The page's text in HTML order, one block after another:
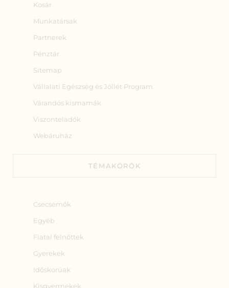
Kosár
Munkatársak
Partnerek
Pénztár
Sitemap
Vállalati Egészség és Jóllét Program
Várandós kismamák
Viszonteladók
Webáruház
TÉMAKÖRÖK
Csecsemők
Egyéb
Fiatal felnőttek
Gyerekek
Időskorúak
Kisgyermekek